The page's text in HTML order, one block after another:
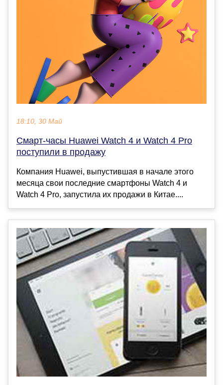
18:10, 30 Май
Смарт-часы Huawei Watch 4 и Watch 4 Pro
поступили в продажу
Компания Huawei, выпустившая в начале этого
месяца свои последние смартфоны Watch 4 и
Watch 4 Pro, запустила их продажи в Китае....